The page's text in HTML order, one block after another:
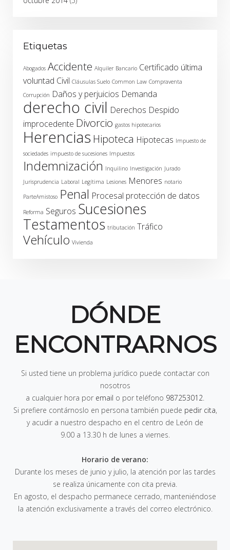
Etiquetas
Abogados Accidente Alquiler Bancario Certificado última
voluntad Civil Cláusulas Suelo Common Law Compraventa
Corrupción Daños y perjuicios Demanda
derecho civil Derechos Despido
improcedente Divorcio gastos hipotecarios
Herencias Hipoteca Hipotecas Impuesto de
sociedades impuesto de sucesiones Impuestos
Indemnización Inquilino Investigación Jurado
Jurisprudencia Laboral Legítima Lesiones Menores notario
ParteAmistoso Penal Procesal protección de datos
Reforma Seguros Sucesiones
Testamentos tributación Tráfico
Vehículo Vivienda
DÓNDE
ENCONTRARNOS
Si usted tiene un problema jurídico puede contactar con
nosotros
a cualquier hora por email o por teléfono 987253012.
Si prefiere contárnoslo en persona también puede pedir cita,
y acudir a nuestro despacho en el centro de León de
9.00 a 13.30 h de lunes a viernes.
Horario de verano:
Durante los meses de junio y julio, la atención por las tardes
se realiza únicamente con cita previa.
En agosto, el despacho permanece cerrado, manteniéndose
la atención exclusivamente a través del correo electrónico.